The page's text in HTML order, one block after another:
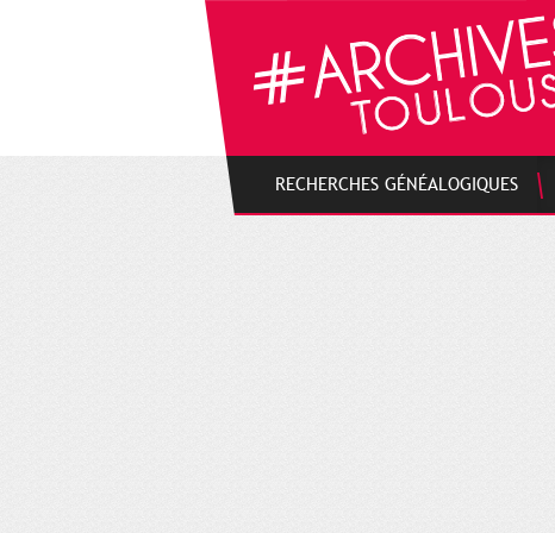
RECHERCHES GÉNÉALOGIQUES
Cookies management panel